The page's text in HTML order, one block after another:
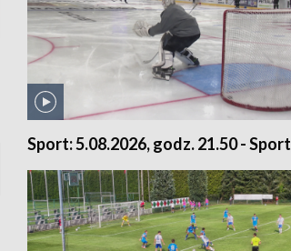
Sport: 5.08.2026, godz. 21.50 - Sport